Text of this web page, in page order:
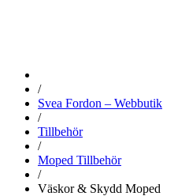
/
Svea Fordon – Webbutik
/
Tillbehör
/
Moped Tillbehör
/
Väskor & Skydd Moped